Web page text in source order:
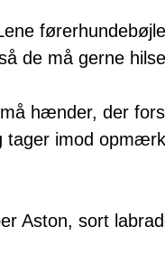
de må gerne
hænder, der
tager imod